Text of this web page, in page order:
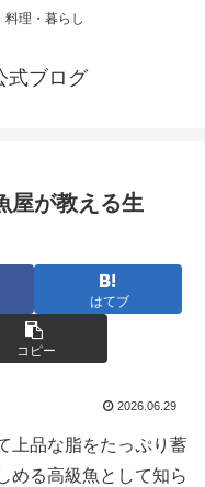
料理・暮らし
式ブログ
屋が教える生
はてブ
コピー
2026.06.29
上品な脂をたっぷり蓄
める高級魚として知ら